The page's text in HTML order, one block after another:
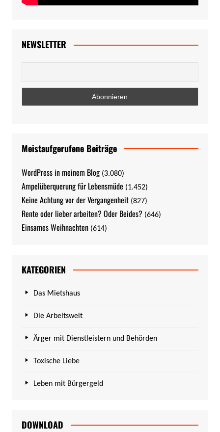
NEWSLETTER
Meistaufgerufene Beiträge
WordPress in meinem Blog (3.080)
Ampelüberquerung für Lebensmüde (1.452)
Keine Achtung vor der Vergangenheit (827)
Rente oder lieber arbeiten? Oder Beides? (646)
Einsames Weihnachten (614)
KATEGORIEN
Das Mietshaus
Die Arbeitswelt
Ärger mit Dienstleistern und Behörden
Toxische Liebe
Leben mit Bürgergeld
DOWNLOAD